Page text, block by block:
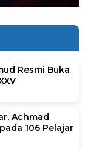
Resmi Buka
Achmad
106 Pelajar